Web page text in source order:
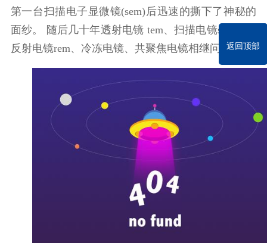
返回顶部
第一台扫描电子显微镜(sem)后迅速的撕下了神秘的
面纱。 随后几十年透射电镜 tem、扫描电镜sem以及
反射电镜rem、冷冻电镜、共聚焦电镜相继问世。